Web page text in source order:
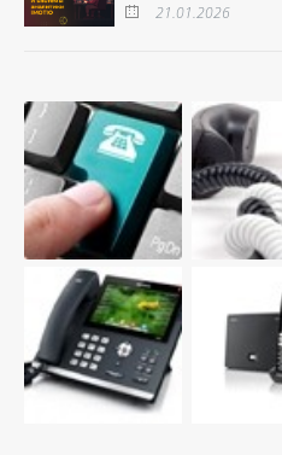
21.01.2026